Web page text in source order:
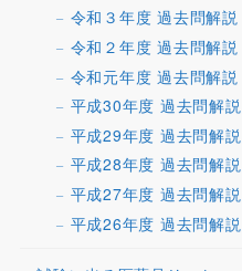
令和３年度 過去問解説
令和２年度 過去問解説
令和元年度 過去問解説
平成30年度 過去問解説
平成29年度 過去問解説
平成28年度 過去問解説
平成27年度 過去問解説
平成26年度 過去問解説